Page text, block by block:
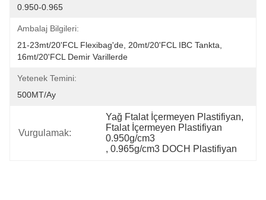
0.950-0.965
Ambalaj Bilgileri:
21-23mt/20'FCL Flexibag'de, 20mt/20'FCL IBC Tankta,
16mt/20'FCL Demir Varillerde
Yetenek Temini:
500MT/Ay
Vurgulamak:
Yağ Ftalat İçermeyen Plastifiyan,
Ftalat İçermeyen Plastifiyan
0.950g/cm3
, 0.965g/cm3 DOCH Plastifiyan